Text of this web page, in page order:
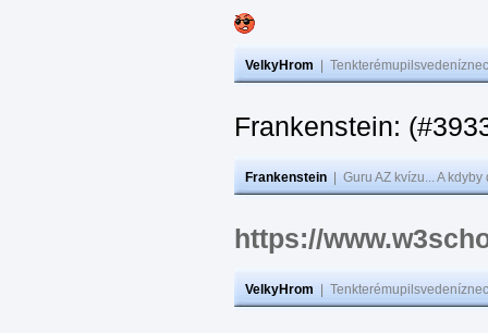
VelkyHrom
Frankenstein:
Frankenstein Guru AZ kvízu... A
https://
VelkyHrom